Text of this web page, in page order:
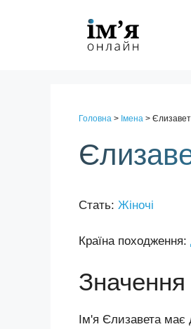
Головна > Імена >
Стать: Жіночі
Країна походження:
Ім'я Єлизавета має